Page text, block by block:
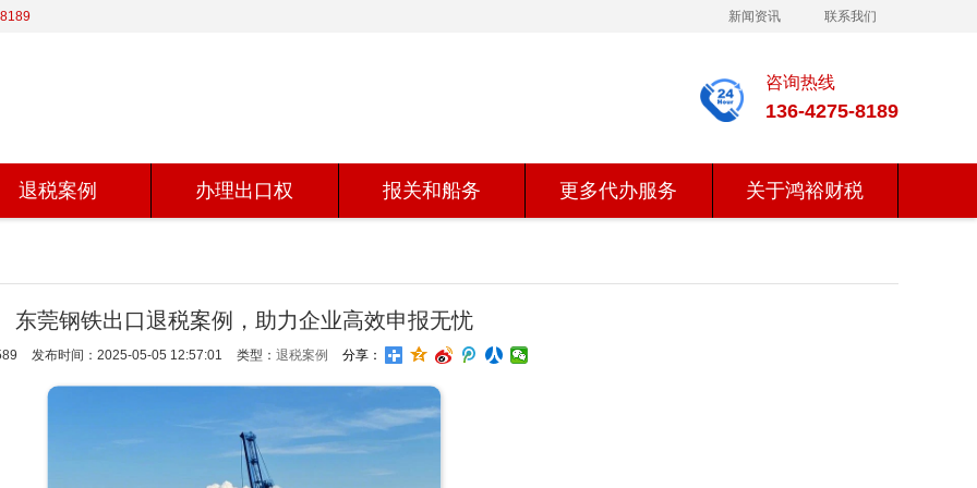
新闻资讯 联系我们
咨询热线
136-4275-8189
退税案例 办理出口权 报关和船务 更多代办服务 关于鸿裕财税
东莞钢铁出口退税案例，助力企业高效申报无忧
发布时间：2025-05-05 12:57:01 类型： 退税案例 分享：